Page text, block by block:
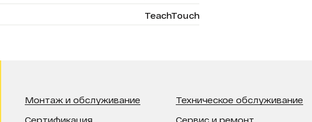
TeachTouch
Монтаж и обслуживание
Сертификация
Техническое обслуживание
Сервис и ремонт